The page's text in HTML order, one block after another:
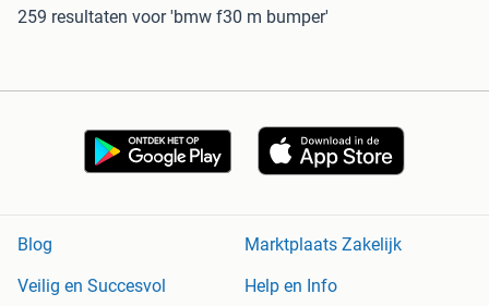
259 resultaten voor 'bmw f30 m bumper'
Blog
Marktplaats Zakelijk
Veilig en Succesvol
Help en Info